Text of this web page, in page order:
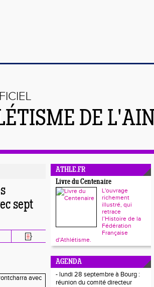
DE L'AIN
sept
ATHLE.FR
Livre du Centenaire
L'ouvrage
richement
illustré, qui
retrace
l’Histoire de la
Fédération
Française
d'Athlétisme.
AGENDA
- lundi 28 septembre à Bourg :
réunion du comité directeur